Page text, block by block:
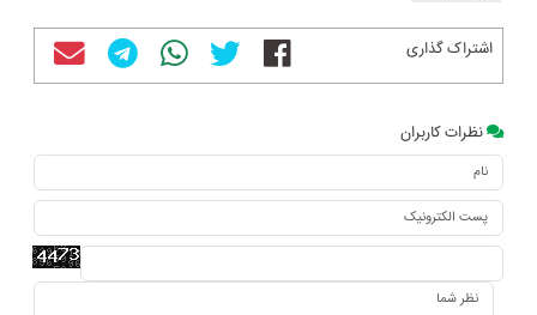
اشتراک گذاری
نظرات کاربران